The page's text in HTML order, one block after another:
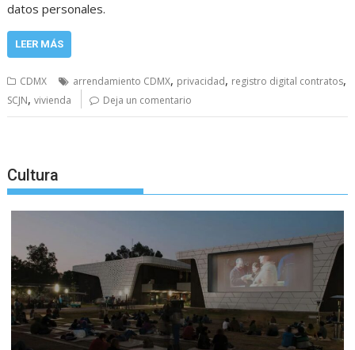
datos personales.
LEER MÁS
CDMX arrendamiento CDMX, privacidad, registro digital contratos,
SCJN,vivienda Deja un comentario
Cultura